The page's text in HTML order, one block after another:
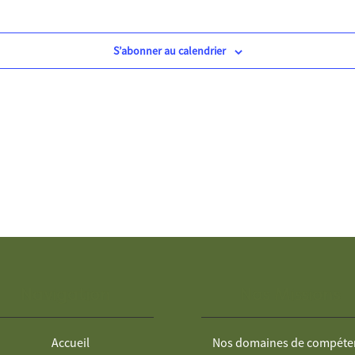
S’abonner au calendrier
Accueil Nos domaines de